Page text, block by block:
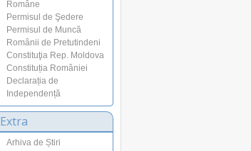
Române
Permisul de Şedere
Permisul de Muncă
Românii de Pretutindeni
Constituţia Rep. Moldova
Constituția României
Declarația de
Independență
Extra
Arhiva de Știri